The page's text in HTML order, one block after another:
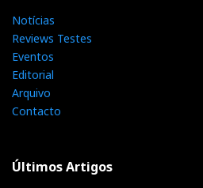
Notícias
Reviews Testes
Eventos
Editorial
Arquivo
Contacto
Últimos Artigos